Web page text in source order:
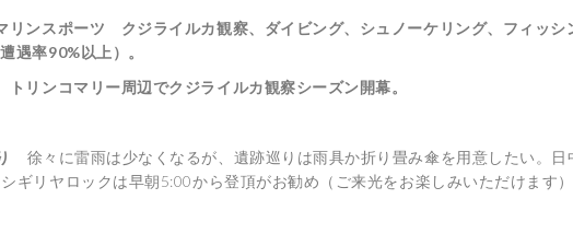
リンスポーツ クジライルカ観察、ダイビング、シュノーケリング、フィッ
遭遇率90%以上）。
リンコマリー周辺でクジライルカ観察シーズン開幕。
徐々に雷雨は少なくなるが、遺跡巡りは雨具か折り畳み傘を用意したい。
ギリヤロックは早朝5:00から登頂がお勧め（ご来光をお楽しみいただけます）